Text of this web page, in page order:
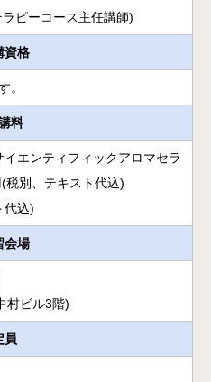
ピーコース主任講師)
資格
。
料
エンティフィックアロマセラ
別、テキスト代込)
込)
会場
村ビル3階)
員